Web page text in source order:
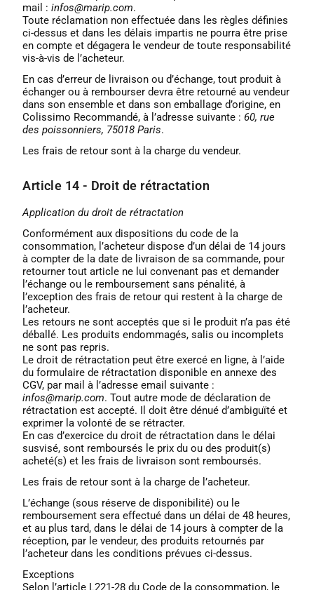
mail :infos@marip.com.
Toute réclamation non effectuée dans les règles définies
ci-dessus et dans les délais impartis ne pourra être prise
en compte et dégagera le vendeur de toute responsabilité
vis-à-vis de l’acheteur.
En cas d’erreur de livraison ou d’échange, tout produit à
échanger ou à rembourser devra être retourné au vendeur
dans son ensemble et dans son emballage d’origine, en
Colissimo Recommandé, à l’adresse suivante : 60, rue
des poissonniers, 75018 Paris.
Les frais de retour sont à la charge du vendeur.
Article 14 - Droit de rétractation
Application du droit de rétractation
Conformément aux dispositions du code de la
consommation, l’acheteur dispose d’un délai de 14 jours
à compter de la date de livraison de sa commande, pour
retourner tout article ne lui convenant pas et demander
l’échange ou le remboursement sans pénalité, à
l’exception des frais de retour qui restent à la charge de
l’acheteur.
Les retours ne sont acceptés que si le produit n’a pas été
déballé. Les produits endommagés, salis ou incomplets
ne sont pas repris.
Le droit de rétractation peut être exercé en ligne, à l’aide
du formulaire de rétractation disponible en annexe des
CGV, par mail à l’adresse email suivante :
infos@marip.com. Tout autre mode de déclaration de
rétractation est accepté. Il doit être dénué d’ambiguïté et
exprimer la volonté de se rétracter.
En cas d’exercice du droit de rétractation dans le délai
susvisé, sont remboursés le prix du ou des produit(s)
acheté(s) et les frais de livraison sont remboursés.
Les frais de retour sont à la charge de l’acheteur.
L’échange (sous réserve de disponibilité) ou le
remboursement sera effectué dans un délai de 48 heures,
et au plus tard, dans le délai de 14 jours à compter de la
réception, par le vendeur, des produits retournés par
l’acheteur dans les conditions prévues ci-dessus.
Exceptions
Selon l’article L221-28 du Code de la consommation, le